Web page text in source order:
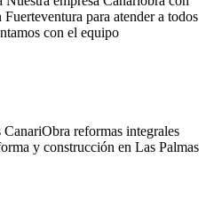
para atender a todos
con el equipo
reformas integrales
y construcción en Las Palmas